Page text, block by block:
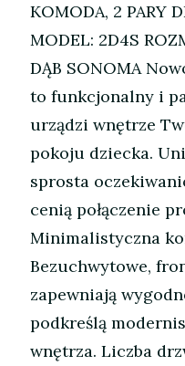
KOMODA, 2 PARY
MODEL: 2D4S
DĄB SONOMA
to funkcjonalny i
urządzi wnętrze
pokoju dziecka.
sprosta
cenią połączenie
Minimalistyczna
Bezuchwytowe,
zapewniają
podkreślą
wnętrza. Liczba